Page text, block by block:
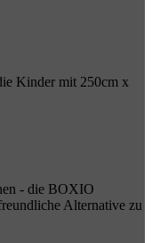
Kinder mit 250cm x
- die BOXIO
Alternative zu